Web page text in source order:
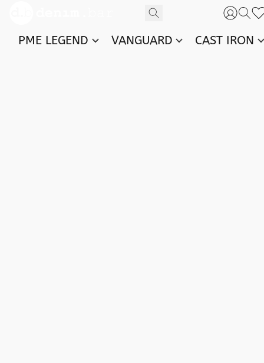
PME LEGEND VANGUARD CAST IRON